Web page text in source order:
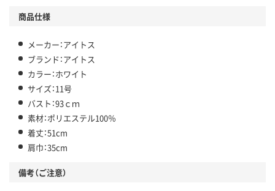
商品仕様
メーカー：アイトス
ブランド：アイトス
カラー：ホワイト
サイズ：11号
バスト：93ｃｍ
素材：ポリエステル100％
着丈：51cm
肩巾：35cm
備考（ご注意）